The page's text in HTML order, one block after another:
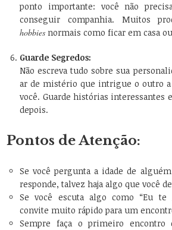
ponto importante: você não
conseguir companhia. Muitos
hobbies normais como ficar em casa
Guarde Segredos:
Não escreva tudo sobre sua
ar de mistério que intrigue o outro
você. Guarde histórias interessantes
depois.
Pontos de Atenção:
Se você pergunta a idade de
responde, talvez haja algo que você
Se você escuta algo como “Eu te
convite muito rápido para um
Sempre faça o primeiro encontro